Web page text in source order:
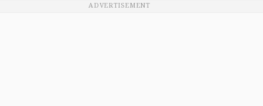
ADVERTISEMENT